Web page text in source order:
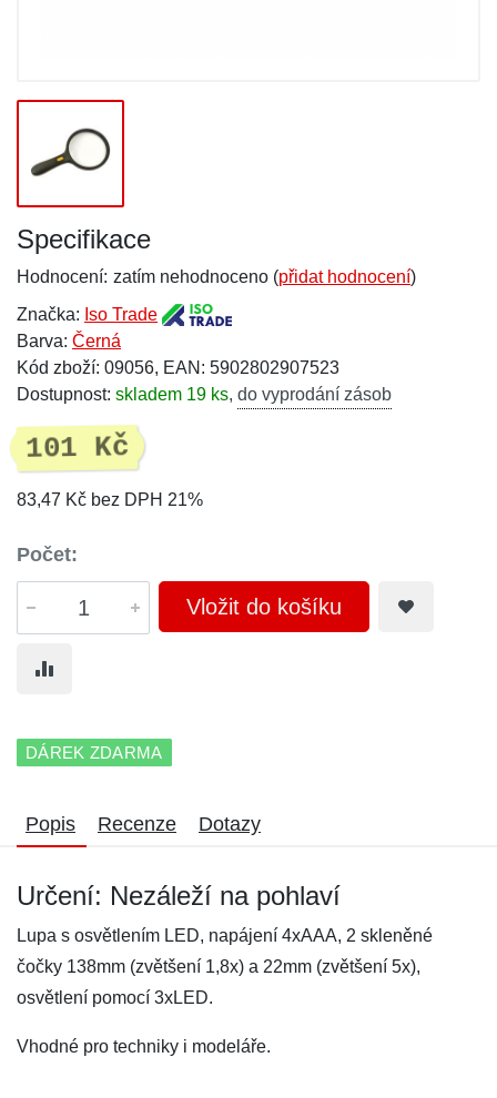
Specifikace
Hodnocení: zatím nehodnoceno (přidat hodnocení)
Značka: Iso Trade
Barva: Černá
Kód zboží: 09056, EAN: 5902802907523
Dostupnost: skladem 19 ks, do vyprodání zásob
101 Kč
83,47 Kč bez DPH 21%
Počet:
Vložit do košíku
DÁREK ZDARMA
Popis Recenze Dotazy
Určení: Nezáleží na pohlaví
Lupa s osvětlením LED, napájení 4xAAA, 2 skleněné
čočky 138mm (zvětšení 1,8x) a 22mm (zvětšení 5x),
osvětlení pomocí 3xLED.
Vhodné pro techniky i modeláře.